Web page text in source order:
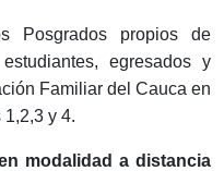
Posgrados propios de
egresados y
Familiar del Cauca en
1,2,3 y 4.
modalidad a distancia